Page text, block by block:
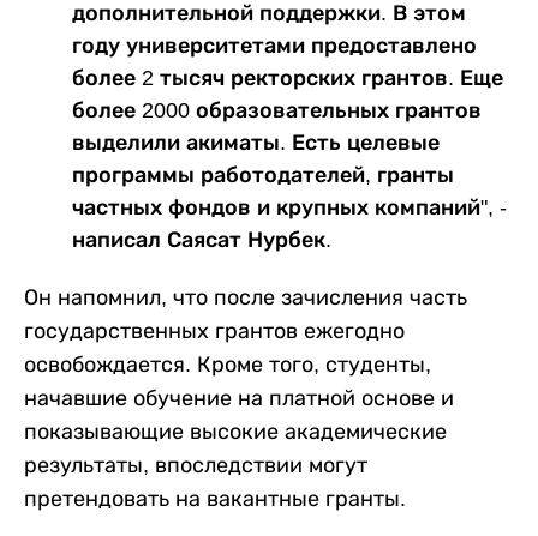
дополнительной поддержки. В этом
году университетами предоставлено
более 2 тысяч ректорских грантов. Еще
более 2000 образовательных грантов
выделили акиматы. Есть целевые
программы работодателей, гранты
частных фондов и крупных компаний", -
написал Саясат Нурбек.
Он напомнил, что после зачисления часть
государственных грантов ежегодно
освобождается. Кроме того, студенты,
начавшие обучение на платной основе и
показывающие высокие академические
результаты, впоследствии могут
претендовать на вакантные гранты.